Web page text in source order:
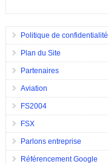
Politique de confidentialité
Plan du Site
Partenaires
Aviation
FS2004
FSX
Parlons entreprise
Référencement Google